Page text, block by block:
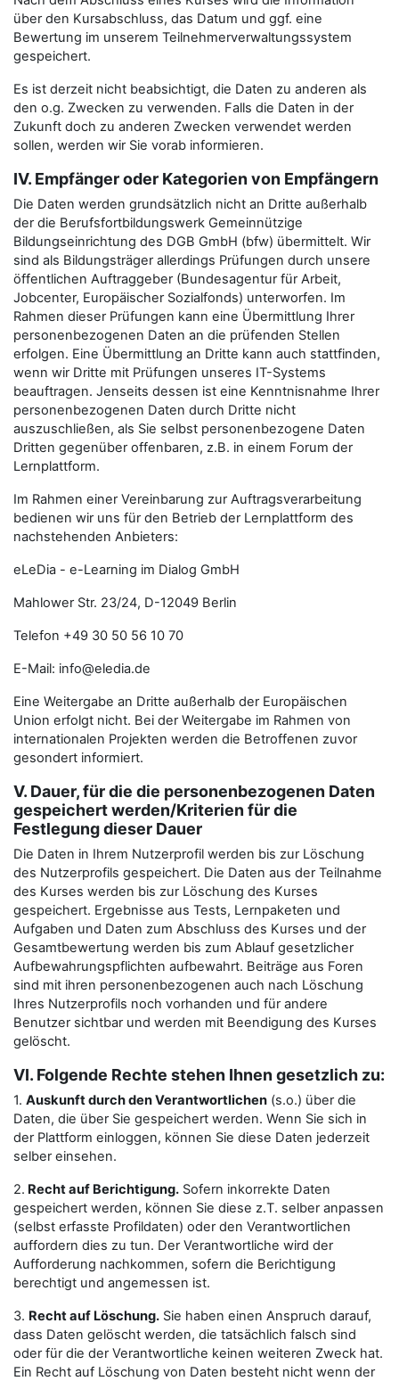
über den Kursabschluss, das Datum und ggf. eine
Bewertung im unserem Teilnehmerverwaltungssystem
gespeichert.
Es ist derzeit nicht beabsichtigt, die Daten zu anderen als
den o.g. Zwecken zu verwenden. Falls die Daten in der
Zukunft doch zu anderen Zwecken verwendet werden
sollen, werden wir Sie vorab informieren.
IV. Empfänger oder Kategorien von Empfängern
Die Daten werden grundsätzlich nicht an Dritte außerhalb
der die Berufsfortbildungswerk Gemeinnützige
Bildungseinrichtung des DGB GmbH (bfw) übermittelt. Wir
sind als Bildungsträger allerdings Prüfungen durch unsere
öffentlichen Auftraggeber (Bundesagentur für Arbeit,
Jobcenter, Europäischer Sozialfonds) unterworfen. Im
Rahmen dieser Prüfungen kann eine Übermittlung Ihrer
personenbezogenen Daten an die prüfenden Stellen
erfolgen. Eine Übermittlung an Dritte kann auch stattfinden,
wenn wir Dritte mit Prüfungen unseres IT-Systems
beauftragen. Jenseits dessen ist eine Kenntnisnahme Ihrer
personenbezogenen Daten durch Dritte nicht
auszuschließen, als Sie selbst personenbezogene Daten
Dritten gegenüber offenbaren, z.B. in einem Forum der
Lernplattform.
Im Rahmen einer Vereinbarung zur Auftragsverarbeitung
bedienen wir uns für den Betrieb der Lernplattform des
nachstehenden Anbieters:
eLeDia - e-Learning im Dialog GmbH
Mahlower Str. 23/24, D-12049 Berlin
Telefon +49 30 50 56 10 70
E-Mail: info@eledia.de
Eine Weitergabe an Dritte außerhalb der Europäischen
Union erfolgt nicht. Bei der Weitergabe im Rahmen von
internationalen Projekten werden die Betroffenen zuvor
gesondert informiert.
V. Dauer, für die die personenbezogenen Daten
gespeichert werden/Kriterien für die
Festlegung dieser Dauer
Die Daten in Ihrem Nutzerprofil werden bis zur Löschung
des Nutzerprofils gespeichert. Die Daten aus der Teilnahme
des Kurses werden bis zur Löschung des Kurses
gespeichert. Ergebnisse aus Tests, Lernpaketen und
Aufgaben und Daten zum Abschluss des Kurses und der
Gesamtbewertung werden bis zum Ablauf gesetzlicher
Aufbewahrungspflichten aufbewahrt. Beiträge aus Foren
sind mit ihren personenbezogenen auch nach Löschung
Ihres Nutzerprofils noch vorhanden und für andere
Benutzer sichtbar und werden mit Beendigung des Kurses
gelöscht.
VI. Folgende Rechte stehen Ihnen gesetzlich zu:
1. Auskunft durch den Verantwortlichen (s.o.) über die
Daten, die über Sie gespeichert werden. Wenn Sie sich in
der Plattform einloggen, können Sie diese Daten jederzeit
selber einsehen.
2. Recht auf Berichtigung. Sofern inkorrekte Daten
gespeichert werden, können Sie diese z.T. selber anpassen
(selbst erfasste Profildaten) oder den Verantwortlichen
auffordern dies zu tun. Der Verantwortliche wird der
Aufforderung nachkommen, sofern die Berichtigung
berechtigt und angemessen ist.
3. Recht auf Löschung. Sie haben einen Anspruch darauf,
dass Daten gelöscht werden, die tatsächlich falsch sind
oder für die der Verantwortliche keinen weiteren Zweck hat.
Ein Recht auf Löschung von Daten besteht nicht wenn der